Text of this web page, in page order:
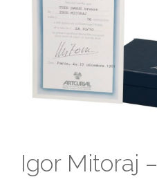
Igor Mitoraj